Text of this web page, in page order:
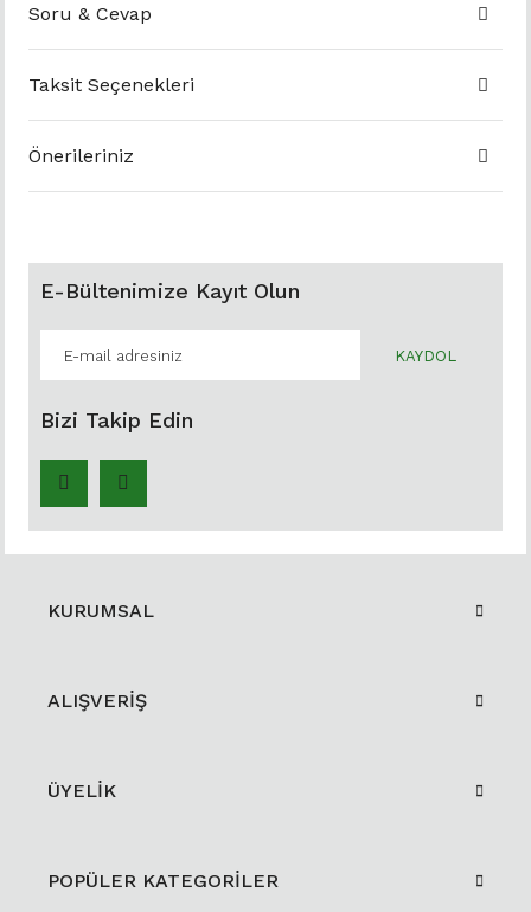
Soru & Cevap
Taksit Seçenekleri
Önerileriniz
E-Bültenimize Kayıt Olun
KAYDOL
Bizi Takip Edin
KURUMSAL
ALIŞVERİŞ
ÜYELİK
POPÜLER KATEGORİLER